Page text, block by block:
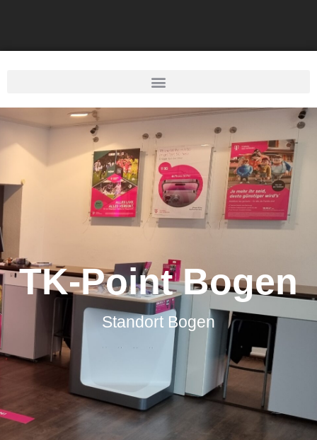
TK-Point Bogen
Standort Bogen